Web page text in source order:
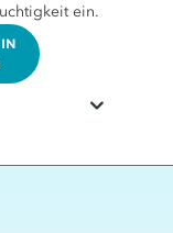
ein.